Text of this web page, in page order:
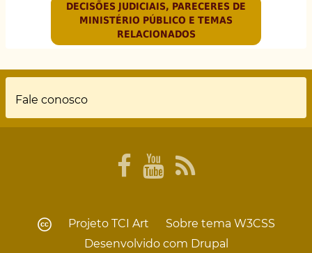
DECISÕES JUDICIAIS, PARECERES DE
MINISTÉRIO PÚBLICO E TEMAS
RELACIONADOS
Rodapé
Fale conosco
Projeto TCI Art Sobre tema W3CSS
Desenvolvido com Drupal